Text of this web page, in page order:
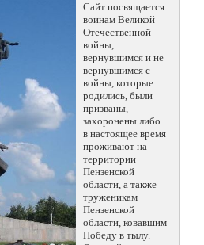
Сайт посвящается
воинам Великой
Отечественной
войны,
вернувшимся и не
вернувшимся с
войны, которые
родились, были
призваны,
захоронены либо
в настоящее время
проживают на
территории
Пензенской
области, а также
труженикам
Пензенской
области, ковавшим
Победу в тылу.